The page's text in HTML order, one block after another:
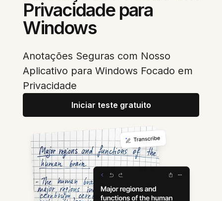
Privacidade para
Windows
Anotações Seguras com Nosso
Aplicativo para Windows Focado em
Privacidade
Iniciar teste gratuito